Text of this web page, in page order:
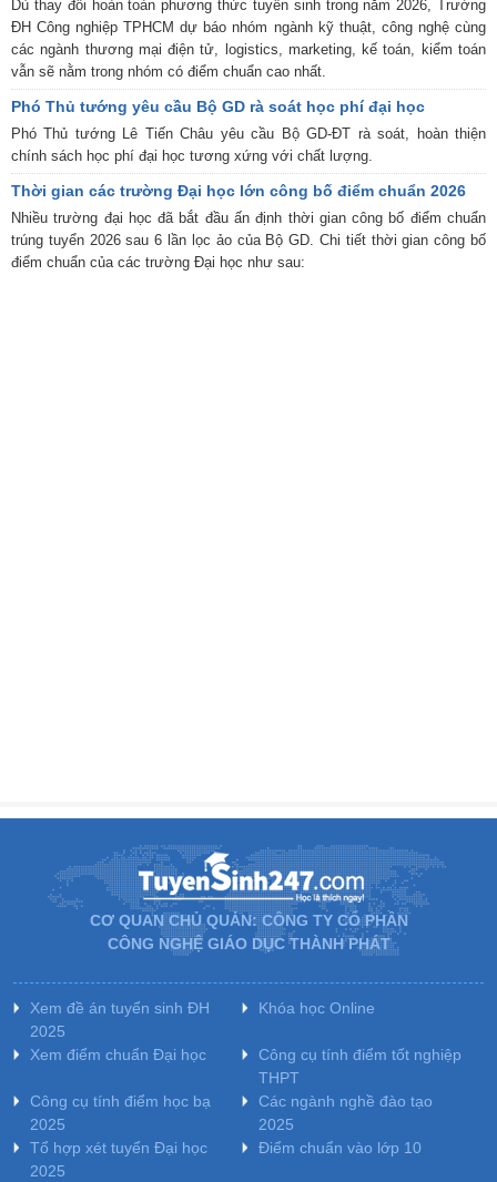
Dù thay đổi hoàn toàn phương thức tuyển sinh trong năm 2026, Trường
ĐH Công nghiệp TPHCM dự báo nhóm ngành kỹ thuật, công nghệ cùng
các ngành thương mại điện tử, logistics, marketing, kế toán, kiểm toán
vẫn sẽ nằm trong nhóm có điểm chuẩn cao nhất.
Phó Thủ tướng yêu cầu Bộ GD rà soát học phí đại học
Phó Thủ tướng Lê Tiến Châu yêu cầu Bộ GD-ĐT rà soát, hoàn thiện
chính sách học phí đại học tương xứng với chất lượng.
Thời gian các trường Đại học lớn công bố điểm chuẩn 2026
Nhiều trường đại học đã bắt đầu ấn định thời gian công bố điểm chuẩn
trúng tuyển 2026 sau 6 lần lọc ảo của Bộ GD. Chi tiết thời gian công bố
điểm chuẩn của các trường Đại học như sau:
CƠ QUAN CHỦ QUẢN: CÔNG TY CỔ PHẦN
CÔNG NGHỆ GIÁO DỤC THÀNH PHÁT
Xem đề án tuyển sinh ĐH
2025
Khóa học Online
Xem điểm chuẩn Đại học
Công cụ tính điểm tốt nghiệp
THPT
Công cụ tính điểm học bạ
2025
Các ngành nghề đào tạo
2025
Tổ hợp xét tuyển Đại học
2025
Điểm chuẩn vào lớp 10